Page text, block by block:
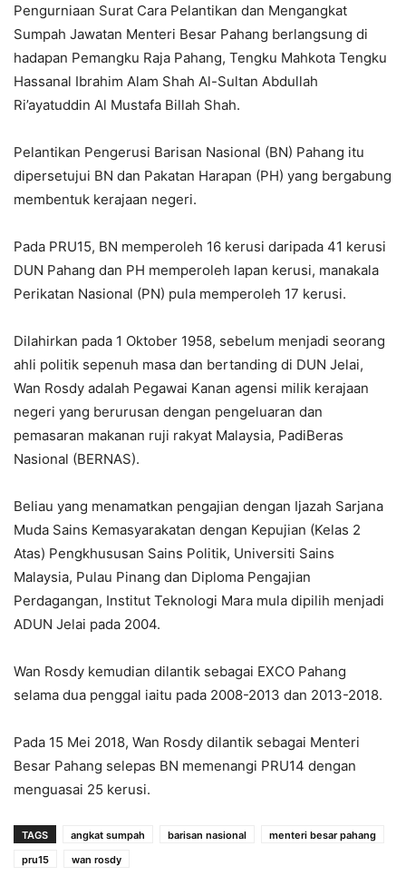
Pengurniaan Surat Cara Pelantikan dan Mengangkat
Sumpah Jawatan Menteri Besar Pahang berlangsung di
hadapan Pemangku Raja Pahang, Tengku Mahkota Tengku
Hassanal Ibrahim Alam Shah Al-Sultan Abdullah
Ri’ayatuddin Al Mustafa Billah Shah.
Pelantikan Pengerusi Barisan Nasional (BN) Pahang itu
dipersetujui BN dan Pakatan Harapan (PH) yang bergabung
membentuk kerajaan negeri.
Pada PRU15, BN memperoleh 16 kerusi daripada 41 kerusi
DUN Pahang dan PH memperoleh lapan kerusi, manakala
Perikatan Nasional (PN) pula memperoleh 17 kerusi.
Dilahirkan pada 1 Oktober 1958, sebelum menjadi seorang
ahli politik sepenuh masa dan bertanding di DUN Jelai,
Wan Rosdy adalah Pegawai Kanan agensi milik kerajaan
negeri yang berurusan dengan pengeluaran dan
pemasaran makanan ruji rakyat Malaysia, PadiBeras
Nasional (BERNAS).
Beliau yang menamatkan pengajian dengan Ijazah Sarjana
Muda Sains Kemasyarakatan dengan Kepujian (Kelas 2
Atas) Pengkhususan Sains Politik, Universiti Sains
Malaysia, Pulau Pinang dan Diploma Pengajian
Perdagangan, Institut Teknologi Mara mula dipilih menjadi
ADUN Jelai pada 2004.
Wan Rosdy kemudian dilantik sebagai EXCO Pahang
selama dua penggal iaitu pada 2008-2013 dan 2013-2018.
Pada 15 Mei 2018, Wan Rosdy dilantik sebagai Menteri
Besar Pahang selepas BN memenangi PRU14 dengan
menguasai 25 kerusi.
TAGS angkat sumpah barisan nasional
menteri besar pahang
pru15
wan rosdy